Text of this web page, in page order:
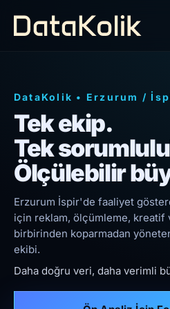
DataKolik • Erzurum /
Tek ekip.
Tek
Ölçülebilir
Erzurum İspir'de faaliyet
için reklam, ölçümleme, kreatif
birbirinden koparmadan
ekibi.
Daha doğru veri, daha verimli